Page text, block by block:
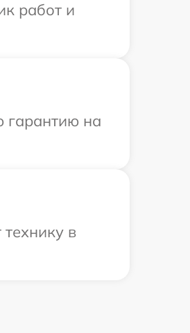
работ и
гарантию на
в